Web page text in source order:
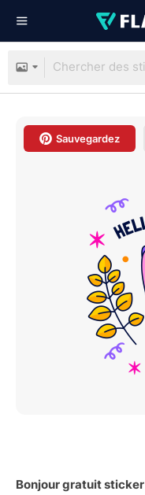
Sauvegardez
Bonjour gratuit sticker